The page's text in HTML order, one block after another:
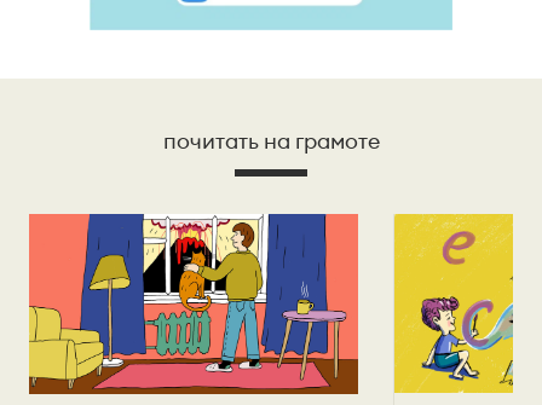
почитать на грамоте